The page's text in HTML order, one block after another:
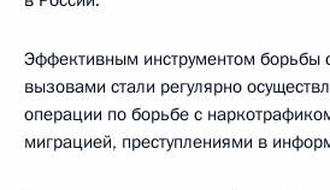
Эффективным инструментом борьбы
вызовами стали регулярно
операции по борьбе с
миграцией, преступлениями в